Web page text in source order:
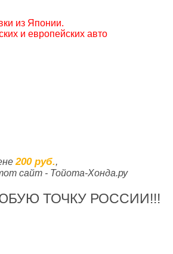
из Японии.
и европейских авто
200 руб.,
сайт - Тойота-Хонда.ру
ТОЧКУ РОССИИ!!!